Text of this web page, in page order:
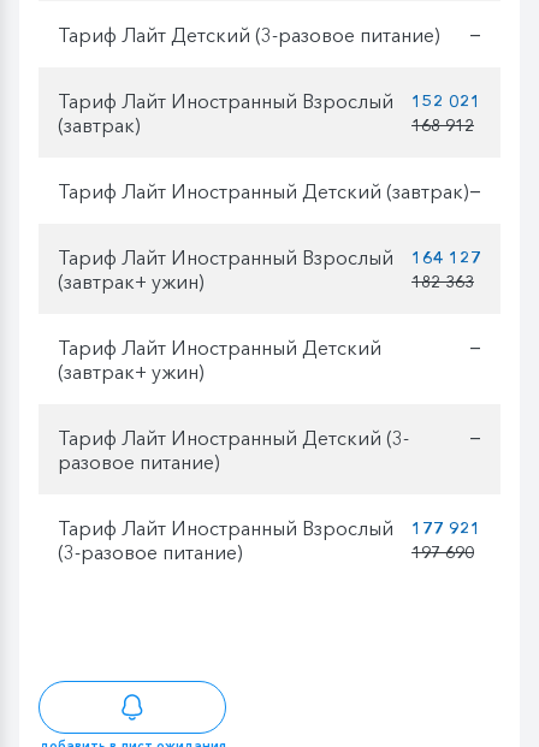
Тариф Лайт Детский (3-разовое питание) —
Тариф Лайт Иностранный Взрослый
(завтрак)
152 021
168 912
Тариф Лайт Иностранный Детский (завтрак)—
Тариф Лайт Иностранный Взрослый
(завтрак+ ужин)
164 127
182 363
Тариф Лайт Иностранный Детский
(завтрак+ ужин)
—
Тариф Лайт Иностранный Детский (3-
разовое питание)
—
Тариф Лайт Иностранный Взрослый
(3-разовое питание)
177 921
197 690